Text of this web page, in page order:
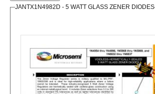
JANTX1N4982D - 5 WATT GLASS ZENER DIODES